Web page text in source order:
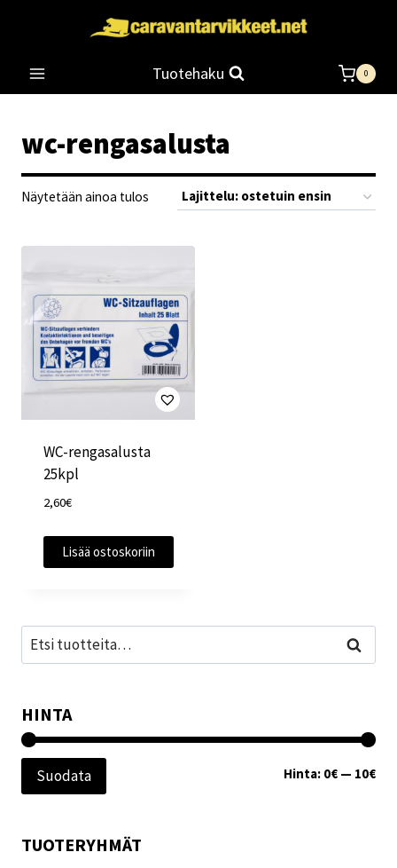
Tuotehaku 0
wc-rengasalusta
Näytetään ainoa tulos
WC-rengasalusta
25kpl
2,60€
Lisää ostoskoriin
Etsi: Haku
HINTA
Suodata Hinta: 0€ — 10€
TUOTERYHMÄT